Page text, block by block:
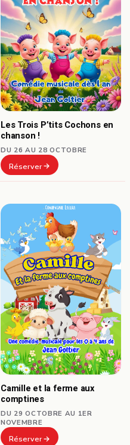
Les Trois P’tits Cochons en
chanson !
DU 26 AU 28 OCTOBRE
Réserver
Camille et la ferme aux
comptines
DU 29 OCTOBRE AU 1ER
NOVEMBRE
Réserver